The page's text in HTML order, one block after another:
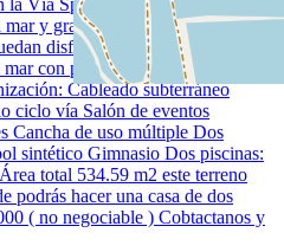
la Vía Spóndylus un lugar
y gracias a la pendiente del
disfrutar de la vista al mar.Este
con pendiente
Cableado subterráneo
ciclo vía Salón de eventos
Cancha de uso múltiple Dos
sintético Gimnasio Dos piscinas:
total 534.59 m2 este terreno
podrás hacer una casa de dos
( no negociable ) Cobtactanos y